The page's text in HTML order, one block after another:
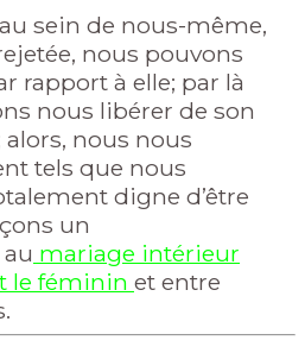
sein de nous-même,
nous pouvons
rapport à elle; par là
nous libérer de son
nous nous
tels que nous
digne d’être
un
mariage intérieur
le féminin et entre